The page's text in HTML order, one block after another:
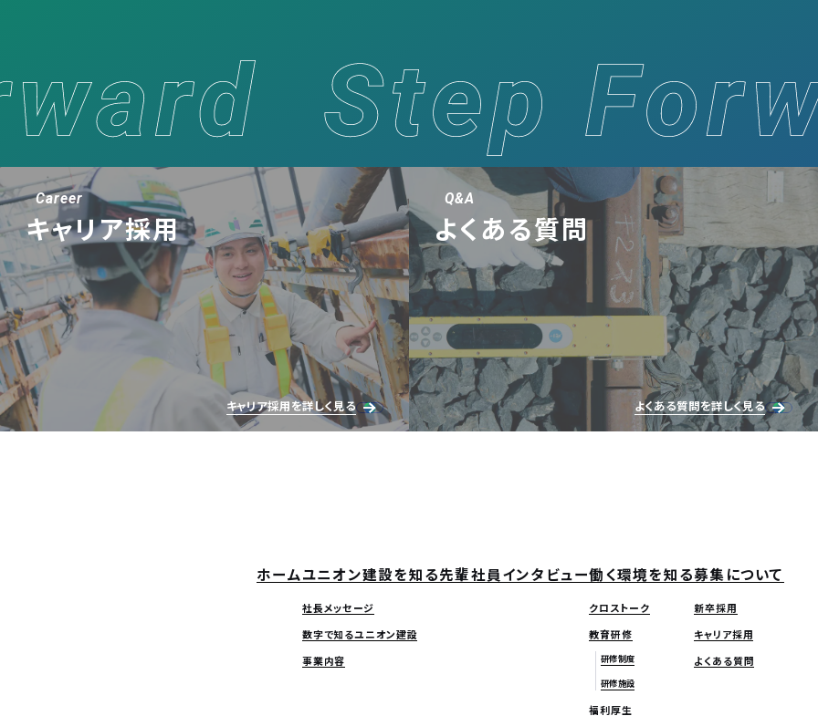
Career
キャリア採用
キャリア採用を詳しく見る
Q&A
よくある質問
よくある質問を詳しく見る
ホームユニオン建設を知る
社長メッセージ
数字で知るユニオン建設
事業内容
先輩社員インタビュー働く環境を知る
クロストーク
教育研修
研修制度
研修施設
福利厚生
募集について
新卒採用
キャリア採用
よくある質問